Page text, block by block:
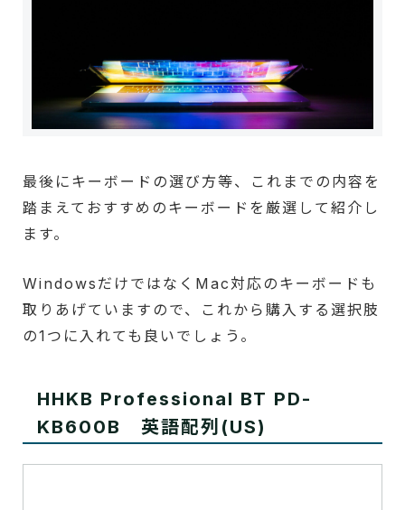
最後にキーボードの選び方等、これまでの内容を
踏まえておすすめのキーボードを厳選して紹介し
ます。
WindowsだけではなくMac対応のキーボードも
取りあげていますので、これから購入する選択肢
の1つに入れても良いでしょう。
HHKB Professional BT PD-
KB600B 英語配列(US)